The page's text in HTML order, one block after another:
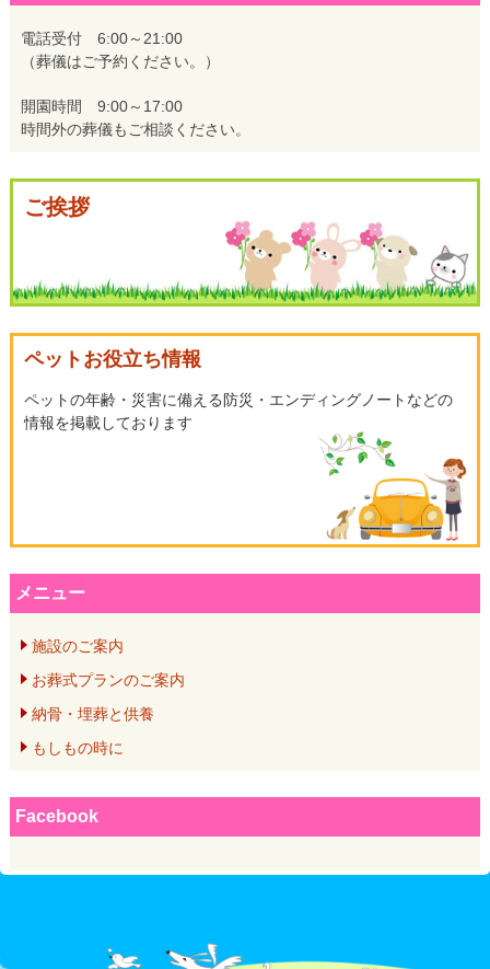
ナ
ビ
ゲ
ー
シ
ョ
ン
電話受付 6:00～21:00
（葬儀はご予約ください。）
開園時間 9:00～17:00
時間外の葬儀もご相談ください。
ご挨拶
ペットお役立ち情報
ペットの年齢・災害に備える防災・エンディングノートなどの
情報を掲載しております
メニュー
施設のご案内
お葬式プランのご案内
納骨・埋葬と供養
もしもの時に
Facebook